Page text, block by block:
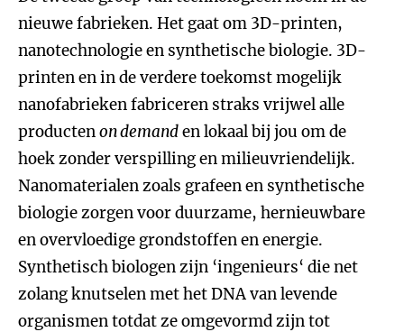
nieuwe fabrieken. Het gaat om 3D-printen,
nanotechnologie en synthetische biologie. 3D-
printen en in de verdere toekomst mogelijk
nanofabrieken fabriceren straks vrijwel alle
productenon demanden lokaal bij jou om de
hoek zonder verspilling en milieuvriendelijk.
Nanomaterialen zoals grafeen en synthetische
biologie zorgen voor duurzame, hernieuwbare
en overvloedige grondstoffen en energie.
Synthetisch biologen zijn ‘ingenieurs‘ die net
zolang knutselen met het DNA van levende
organismen totdat ze omgevormd zijn tot